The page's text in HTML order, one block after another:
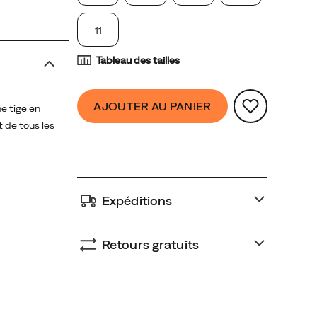
11
Tableau des tailles
Product
Actions
Add
to
false
AJOUTER AU PANIER
Expéditions
Retours gratuits
tige en
de tous les